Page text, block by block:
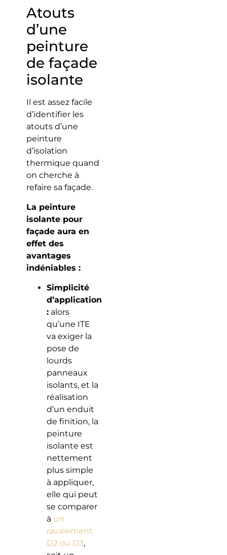
Atouts
d’une
peinture
de façade
isolante
Il est assez facile
d’identifier les
atouts d’une
peinture
d’isolation
thermique quand
on cherche à
refaire sa façade.
La peinture
isolante pour
façade aura en
effet des
avantages
indéniables :
Simplicité
d’application
:alors
qu’une ITE
va exiger la
pose de
lourds
panneaux
isolants, et la
réalisation
d’un enduit
de finition, la
peinture
isolante est
nettement
plus simple
à appliquer,
elle qui peut
se comparer
à un
ravalement
D2 ou D3,